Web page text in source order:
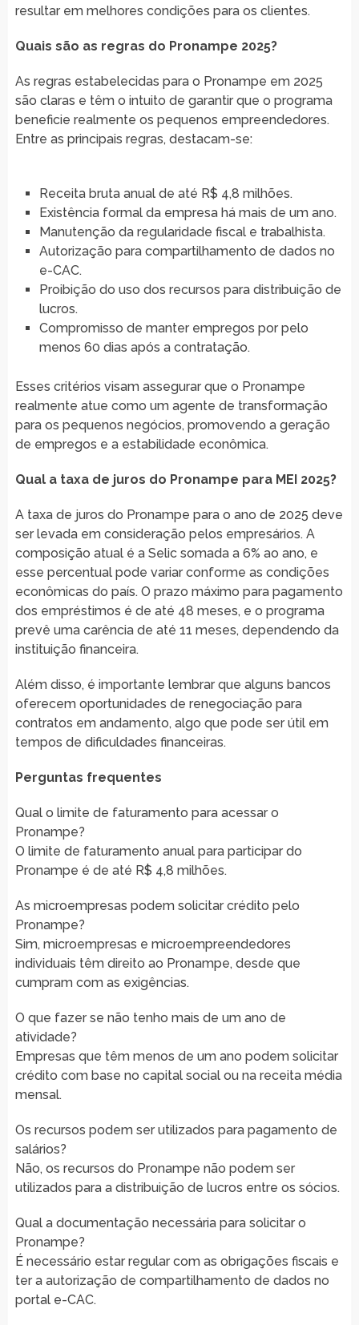
resultar em melhores condições para os clientes.
Quais são as regras do Pronampe 2025?
As regras estabelecidas para o Pronampe em 2025
são claras e têm o intuito de garantir que o programa
beneficie realmente os pequenos empreendedores.
Entre as principais regras, destacam-se:
Receita bruta anual de até R$ 4,8 milhões.
Existência formal da empresa há mais de um ano.
Manutenção da regularidade fiscal e trabalhista.
Autorização para compartilhamento de dados no
e-CAC.
Proibição do uso dos recursos para distribuição de
lucros.
Compromisso de manter empregos por pelo
menos 60 dias após a contratação.
Esses critérios visam assegurar que o Pronampe
realmente atue como um agente de transformação
para os pequenos negócios, promovendo a geração
de empregos e a estabilidade econômica.
Qual a taxa de juros do Pronampe para MEI 2025?
A taxa de juros do Pronampe para o ano de 2025 deve
ser levada em consideração pelos empresários. A
composição atual é a Selic somada a 6% ao ano, e
esse percentual pode variar conforme as condições
econômicas do país. O prazo máximo para pagamento
dos empréstimos é de até 48 meses, e o programa
prevê uma carência de até 11 meses, dependendo da
instituição financeira.
Além disso, é importante lembrar que alguns bancos
oferecem oportunidades de renegociação para
contratos em andamento, algo que pode ser útil em
tempos de dificuldades financeiras.
Perguntas frequentes
Qual o limite de faturamento para acessar o
Pronampe?
O limite de faturamento anual para participar do
Pronampe é de até R$ 4,8 milhões.
As microempresas podem solicitar crédito pelo
Pronampe?
Sim, microempresas e microempreendedores
individuais têm direito ao Pronampe, desde que
cumpram com as exigências.
O que fazer se não tenho mais de um ano de
atividade?
Empresas que têm menos de um ano podem solicitar
crédito com base no capital social ou na receita média
mensal.
Os recursos podem ser utilizados para pagamento de
salários?
Não, os recursos do Pronampe não podem ser
utilizados para a distribuição de lucros entre os sócios.
Qual a documentação necessária para solicitar o
Pronampe?
É necessário estar regular com as obrigações fiscais e
ter a autorização de compartilhamento de dados no
portal e-CAC.